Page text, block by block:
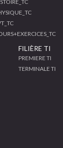
FILIÈRE TI
PREMIERE TI
TERMINALE TI